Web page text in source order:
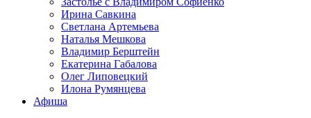
Ирина Савкина
Светлана Артемьева
Наталья Мешкова
Владимир Берштейн
Екатерина Габалова
Олег Липовецкий
Илона Румянцева
Афиша